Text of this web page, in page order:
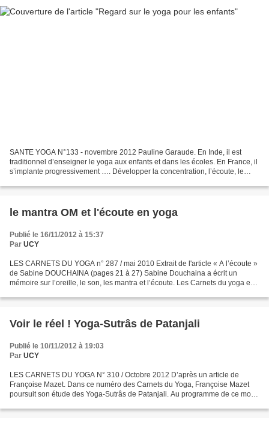
SANTE YOGA N°133 - novembre 2012 Pauline Garaude. En Inde, il est
traditionnel d’enseigner le yoga aux enfants et dans les écoles. En France, il
s’implante progressivement …. Développer la concentration, l’écoute, le
le mantra OM et l'écoute en yoga
Publié le 16/11/2012 à 15:37
Par UCY
LES CARNETS DU YOGA n° 287 / mai 2010 Extrait de l'article « A l’écoute »
de Sabine DOUCHAINA (pages 21 à 27) Sabine Douchaina a écrit un
mémoire sur l’oreille, le son, les mantra et l’écoute. Les Carnets du yoga en
Voir le réel ! Yoga-Sutrâs de Patanjali
Publié le 10/11/2012 à 19:03
Par UCY
LES CARNETS DU YOGA N° 310 / Octobre 2012 D’après un article de
Françoise Mazet. Dans ce numéro des Carnets du Yoga, Françoise Mazet
poursuit son étude des Yoga-Sutrâs de Patanjali. Au programme de ce mois,